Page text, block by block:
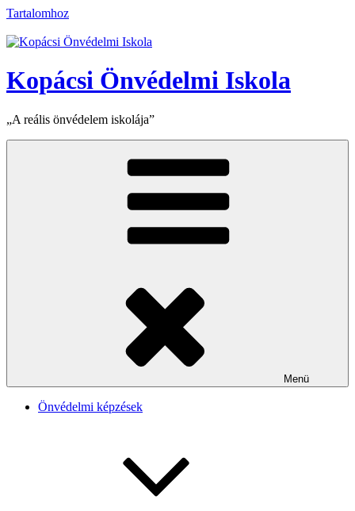
Tartalomhoz
Kopácsi Önvédelmi Iskola
„A reális önvédelem iskolája”
Menü
Önvédelmi képzések